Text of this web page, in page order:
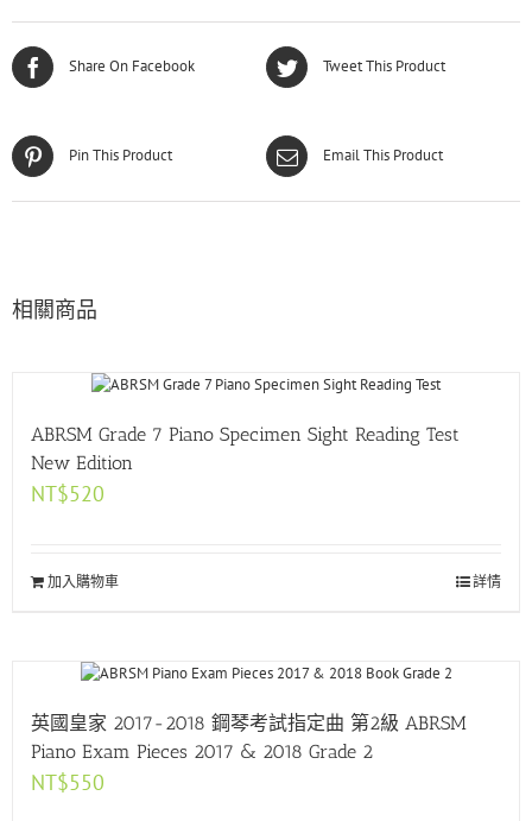
Share On Facebook Tweet This Product
Pin This Product Email This Product
相關商品
ABRSM Grade 7 Piano Specimen Sight Reading Test
New Edition
NT$520
加入購物車 詳情
英國皇家 2017-2018 鋼琴考試指定曲 第2級 ABRSM
Piano Exam Pieces 2017 & 2018 Grade 2
NT$550